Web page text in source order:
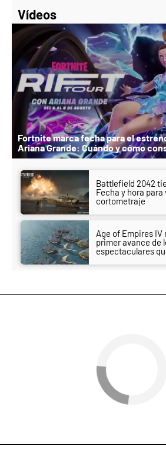
Vídeos
Fortnite marca fecha para el
Ariana Grande: Cuándo y cómo
Battlefield 2042
Fecha y hora para
cortometraje
Age of Empires IV
primer avance de
espectaculares